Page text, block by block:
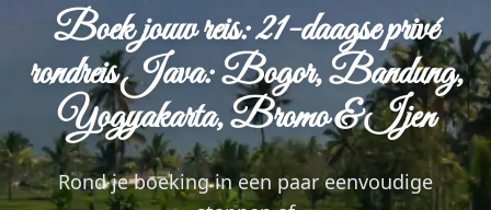
Boek jouw reis: 21-daagse privé
rondreis Java: Bogor, Bandung,
Yogyakarta, Bromo & Ijen
Rond je boeking in een paar eenvoudige